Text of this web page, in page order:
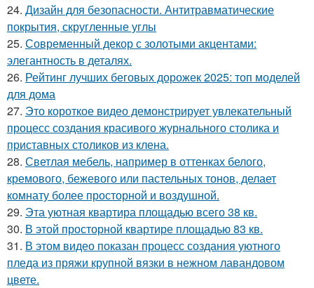
24. Дизайн для безопасности. Антитравматические
покрытия, скругленные углы
25. Современный декор с золотыми акцентами:
элегантность в деталях.
26. Рейтинг лучших беговых дорожек 2025: топ моделей
для дома
27. Это короткое видео демонстрирует увлекательный
процесс создания красивого журнального столика и
приставных столиков из клена.
28. Светлая мебель, например в оттенках белого,
кремового, бежевого или пастельных тонов, делает
комнату более просторной и воздушной.
29. Эта уютная квартира площадью всего 38 кв.
30. В этой просторной квартире площадью 83 кв.
31. В этом видео показан процесс создания уютного
пледа из пряжи крупной вязки в нежном лавандовом
цвете.